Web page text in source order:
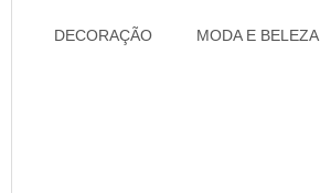
DECORAÇÃO MODA E BELEZA